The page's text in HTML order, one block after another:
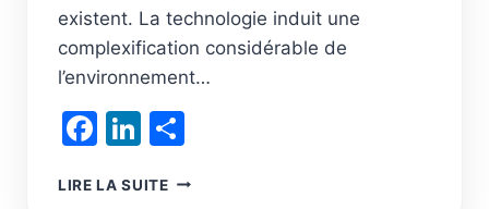
existent. La technologie induit une
complexification considérable de
l’environnement…
Facebook
LinkedIn
LIRE LA SUITE(RÉ)INVENTER